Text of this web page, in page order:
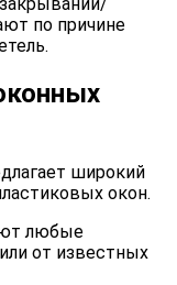
по причине
широкий
окон.
любые
от известных